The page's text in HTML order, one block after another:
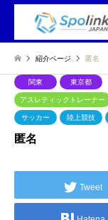
紹介ページ 匿名
関東 東京都
アスレティックトレーナー
サッカー 陸上競技
匿名
Tweet